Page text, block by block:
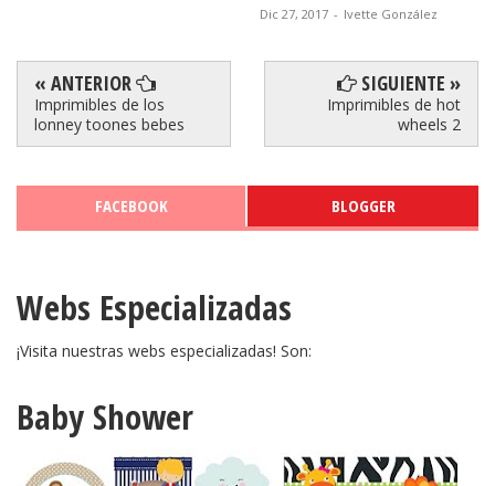
Ivette González
« ANTERIOR
Imprimibles de los
lonney toones bebes
SIGUIENTE »
Imprimibles de hot
wheels 2
FACEBOOK BLOGGER
Webs Especializadas
¡Visita nuestras webs especializadas! Son:
Baby Shower